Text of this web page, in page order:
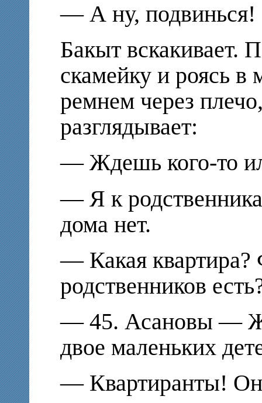
— А ну, подвинься!
Бакыт вскакивает.
скамейку и роясь в
ремнем через
разглядывает:
— Ждешь кого-то
— Я к
дома нет.
— Какая
родственников
— 45. Асановы —
двое маленьких
— Квартиранты!